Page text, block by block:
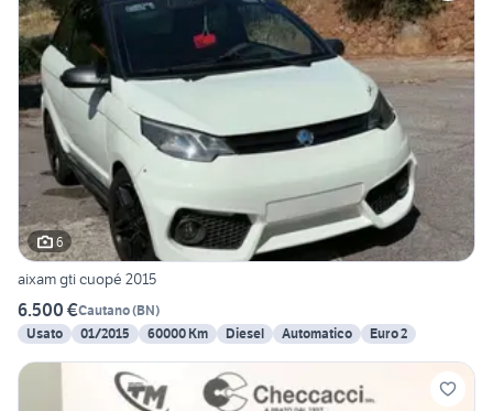
6
aixam gti cuopé 2015
6.500 €Cautano(BN)
Usato
01/2015 60000 Km Diesel Automatico Euro 2